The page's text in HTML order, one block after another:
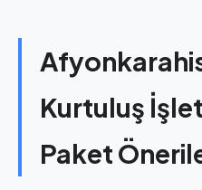
Kurtuluş
Paket